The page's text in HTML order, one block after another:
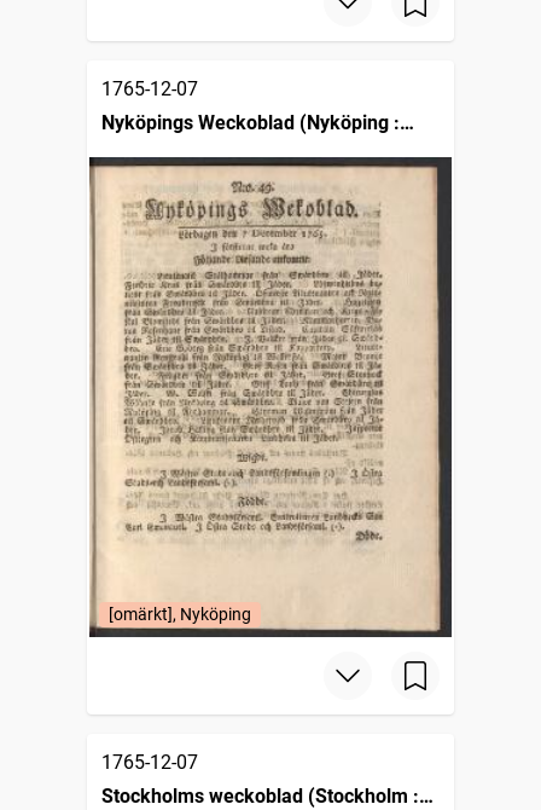
1765-12-07
Nyköpings Weckoblad (Nyköping :
1764)
[omärkt], Nyköping
1765-12-07
Stockholms weckoblad (Stockholm :